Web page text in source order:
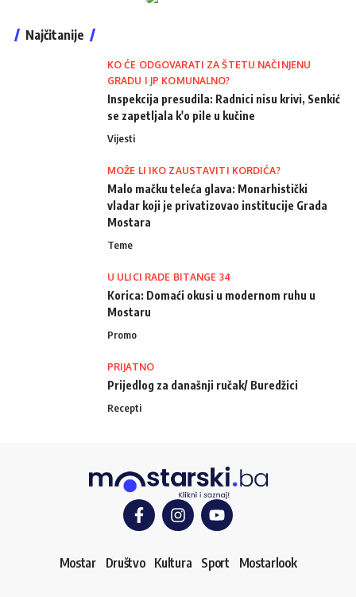
Najčitanije
KO ĆE ODGOVARATI ZA ŠTETU NAČINJENU
GRADU I JP KOMUNALNO?
Inspekcija presudila: Radnici nisu krivi, Senkić
se zapetljala k'o pile u kučine
Vijesti
MOŽE LI IKO ZAUSTAVITI KORDIĆA?
Malo mačku teleća glava: Monarhistički
vladar koji je privatizovao institucije Grada
Mostara
Teme
U ULICI RADE BITANGE 34
Korica: Domaći okusi u modernom ruhu u
Mostaru
Promo
PRIJATNO
Prijedlog za današnji ručak/ Buredžici
Recepti
Mostar Društvo Kultura Sport Mostarlook